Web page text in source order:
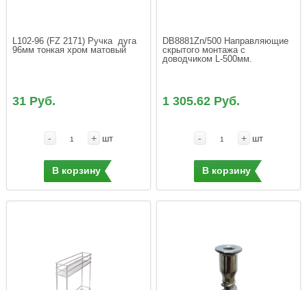
L102-96 (FZ 2171) Ручка  дуга
96мм тонкая хром матовый
31 Руб.
- + шт
В корзину
DB8881Zn/500 Направляющие
скрытого монтажа с
доводчиком L-500мм.
1 305.62 Руб.
- + шт
В корзину